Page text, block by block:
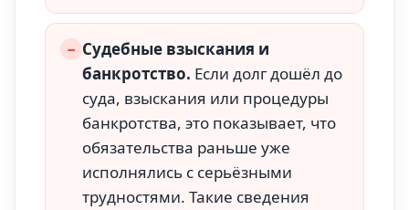
− Судебные взыскания и
банкротство. Если долг дошёл до
суда, взыскания или процедуры
банкротства, это показывает, что
обязательства раньше уже
исполнялись с серьёзными
трудностями. Такие сведения